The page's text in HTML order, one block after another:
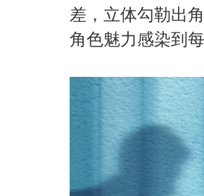
差，立体勾勒出
角色魅力感染到每